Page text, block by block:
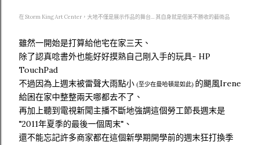
在 Storm King Art Center，大地不僅是展示作品的舞台... 其自身就是個美不勝收的藝術品
雖然一開始是打算給他宅在家三天、
除了認真唸書外也能好好摸熟自己剛入手的玩具- HP
TouchPad
不過因為上週末被雷聲大雨點小 (至少在曼哈頓是如此) 的颶風Irene
給困在家中整整兩天哪都去不了、
再加上聽到電視新聞主播不斷地強調這個勞工節長週末是
"2011年夏季的最後一個周末"、
還不能忘記許多商家都在這個新學期開學前的週末狂打換季